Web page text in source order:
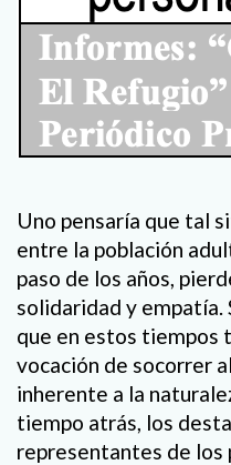
Uno pensaría que tal
entre la población
paso de los años,
solidaridad y empatía.
que en estos tiempos
vocación de socorrer
inherente a la
tiempo atrás, los
representantes de los